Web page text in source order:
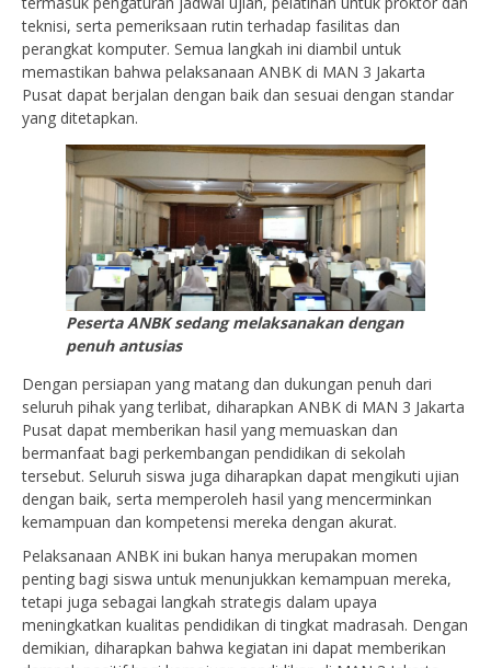
teknisi, serta pemeriksaan rutin terhadap fasilitas dan
perangkat komputer. Semua langkah ini diambil untuk
memastikan bahwa pelaksanaan ANBK di MAN 3 Jakarta
Pusat dapat berjalan dengan baik dan sesuai dengan standar
yang ditetapkan.
Peserta ANBK sedang melaksanakan dengan
penuh antusias
Dengan persiapan yang matang dan dukungan penuh dari
seluruh pihak yang terlibat, diharapkan ANBK di MAN 3 Jakarta
Pusat dapat memberikan hasil yang memuaskan dan
bermanfaat bagi perkembangan pendidikan di sekolah
tersebut. Seluruh siswa juga diharapkan dapat mengikuti ujian
dengan baik, serta memperoleh hasil yang mencerminkan
kemampuan dan kompetensi mereka dengan akurat.
Pelaksanaan ANBK ini bukan hanya merupakan momen
penting bagi siswa untuk menunjukkan kemampuan mereka,
tetapi juga sebagai langkah strategis dalam upaya
meningkatkan kualitas pendidikan di tingkat madrasah. Dengan
demikian, diharapkan bahwa kegiatan ini dapat memberikan